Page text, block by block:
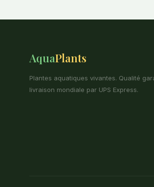
AquaPlants
Plantes aquatiques vivantes. Qualité
livraison mondiale par UPS Express.